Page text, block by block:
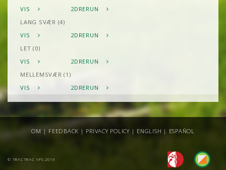
VIS
2DRERUN
LANG SVÆR (4)
VIS
2DRERUN
LET (0)
VIS
2DRERUN
MELLEMSVÆR (1)
VIS
2DRERUN
© TRACTRAC APS 2019
OM | FEEDBACK | PRIVACY POLICY| ENGLISH | ESPAÑOL